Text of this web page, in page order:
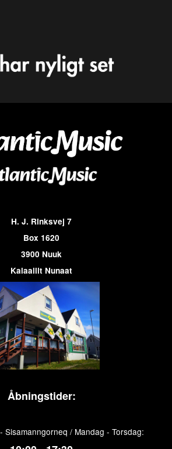
H. J. Rinksvej 7
Box 1620
3900 Nuuk
Kalaallit Nunaat
Åbningstider:
Sisamanngorneq / Mandag - Torsdag: